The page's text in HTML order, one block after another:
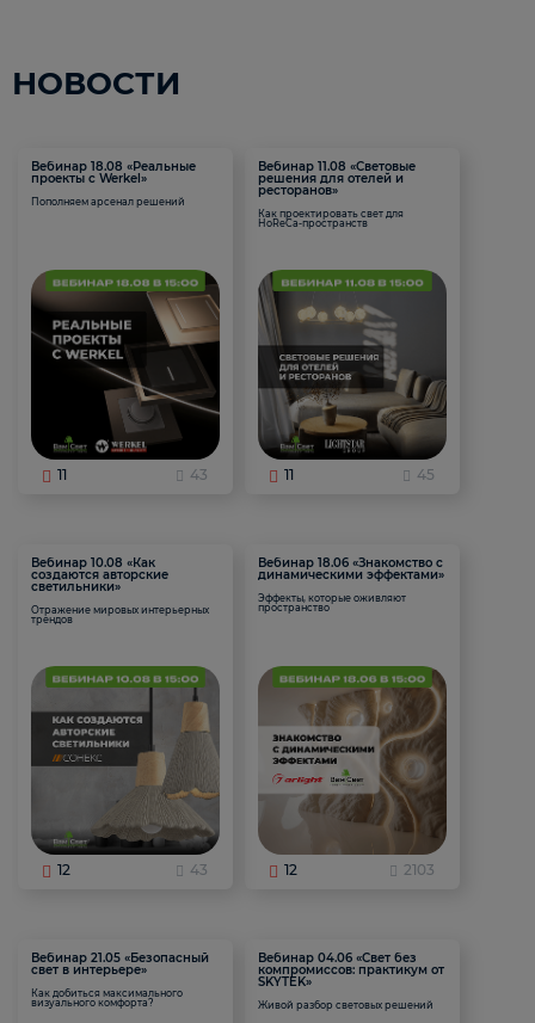
НОВОСТИ
Вебинар 18.08 «Реальные
проекты с Werkel»
Пополняем арсенал решений
11 43
Вебинар 11.08 «Световые
решения для отелей и
ресторанов»
Как проектировать свет для
HoReCa-пространств
11 45
Вебинар 10.08 «Как
создаются авторские
светильники»
Отражение мировых интерьерных
трендов
12 43
Вебинар 18.06 «Знакомство с
динамическими эффектами»
Эффекты, которые оживляют
пространство
12 2103
Вебинар 21.05 «Безопасный
свет в интерьере»
Как добиться максимального
визуального комфорта?
Вебинар 04.06 «Свет без
компромиссов: практикум от
SKYTEK»
Живой разбор световых решений